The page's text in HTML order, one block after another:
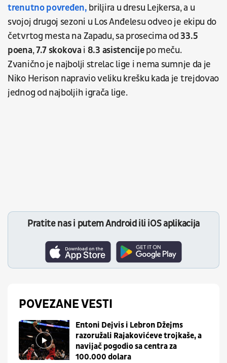
trenutno povređen, briljira u dresu Lejkersa, a u
svojoj drugoj sezoni u Los Anđelesu odveo je ekipu do
četvrtog mesta na Zapadu, sa prosecima od 33.5
poena,7.7 skokovai 8.3 asistencijepo meču.
Zvanično je najbolji strelac lige i nema sumnje da je
Niko Herison napravio veliku krešku kada je trejdovao
jednog od najboljih igrača lige.
Pratite nas i putem Android ili iOS aplikacija
POVEZANE VESTI
Entoni Dejvis i Lebron Džejms
razoružali Rajakovićeve trojkaše, a
navijač pogodio sa centra za
100.000 dolara